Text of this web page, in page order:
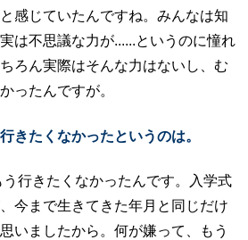
感じていたんですね。みんなは知
は不思議な力が......というのに憧れ
ろん実際はそんな力はないし、む
ったんですが。
たくなかったというのは。
行きたくなかったんです。入学式
今まで生きてきた年月と同じだけ
いましたから。何が嫌って、もう